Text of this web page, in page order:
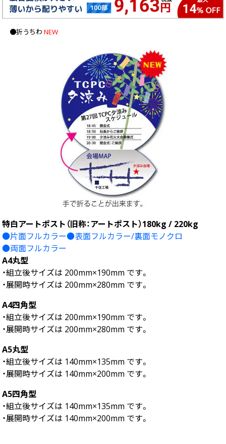
●折うちわNEW
特白アートポスト（旧称：アートポスト）180kg / 220kg
●片面フルカラー●表面フルカラー/裏面モノクロ
●両面フルカラー
A4丸型
・組立後サイズは 200mm×190mm です。
・展開時サイズは 200mm×280mm です。
A4四角型
・組立後サイズは 200mm×190mm です。
・展開時サイズは 200mm×280mm です。
A5丸型
・組立後サイズは 140mm×135mm です。
・展開時サイズは 140mm×200mm です。
A5四角型
・組立後サイズは 140mm×135mm です。
・展開時サイズは 140mm×200mm です。
入稿
データ
校正・印刷
発送・配送
変更・キャンセル
商品別のよくある質問
折り加工
中綴じ冊子
無線綴じ冊子
封筒／クリアファイル